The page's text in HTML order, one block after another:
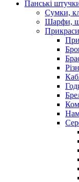
Панські
Сумки,
Шарфи,